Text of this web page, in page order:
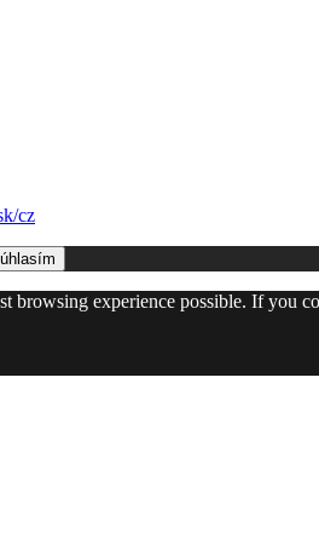
cz
browsing experience possible. If